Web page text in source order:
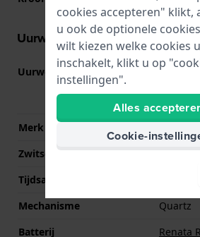
Uurwerk informatie
Uurwerk nr. Y120
Merk uurwerk
Zwitsers uurwerk
Nee
Tijdsaanduiding
Mechanisme
Quartz
Batterij
Renata
cookies accepteren" klikt,
u ook de optionele
wilt kiezen welke cookies u
inschakelt, klikt u op
instellingen".
Alles
Cookie-